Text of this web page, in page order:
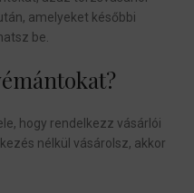
amelyeket későbbi
be.
hogy rendelkezz vásárlói
nélkül vásárolsz, akkor